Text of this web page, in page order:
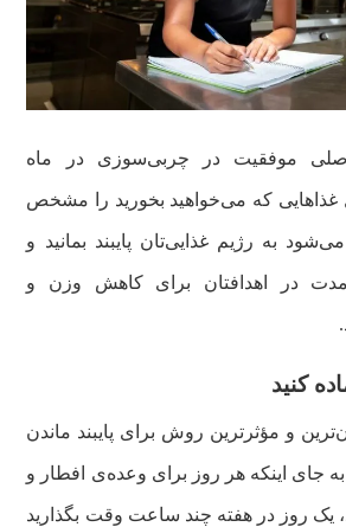
اصلی موفقیت در چربی‌سوزی در ماه
که می‌خواهید بخورید را مشخص
به رژیم غذایی‌تان پایبند بمانید و
در اهدافتان برای کاهش وزن و
و مؤثرترین روش برای پایبند ماندن
جای اینکه هر روز برای وعده‌ی افطار و
یک روز در هفته چند ساعت وقت بگذارید